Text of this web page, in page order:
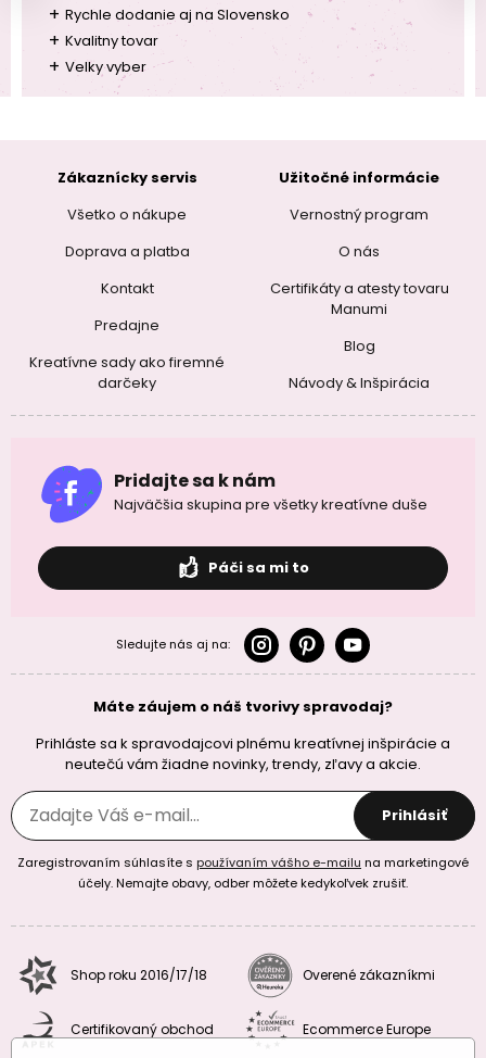
+ Rychle dodanie aj na Slovensko
+ Kvalitny tovar
+ Velky vyber
Zákaznícky servis
Všetko o nákupe
Doprava a platba
Kontakt
Predajne
Kreatívne sady ako firemné
darčeky
Užitočné informácie
Vernostný program
O nás
Certifikáty a atesty tovaru
Manumi
Blog
Návody & Inšpirácia
Pridajte sa k nám
Najväčšia skupina pre všetky kreatívne duše
Páči sa mi to
Sledujte nás aj na:
Máte záujem o náš tvorivy spravodaj?
Prihláste sa k spravodajcovi plnému kreatívnej inšpirácie a
neutečú vám žiadne novinky, trendy, zľavy a akcie.
Prihlásiť
Zaregistrovaním súhlasíte s používaním vášho e-mailu na marketingové
účely. Nemajte obavy, odber môžete kedykoľvek zrušiť.
Shop roku 2016/17/18 Overené zákazníkmi
Certifikovaný obchod Ecommerce Europe